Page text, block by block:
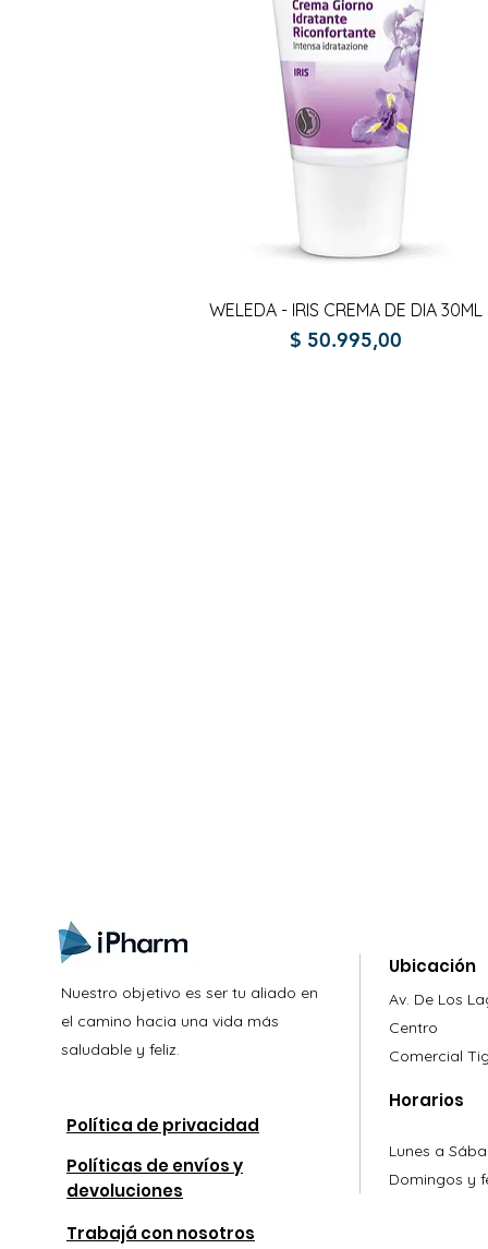
Vista rápida
WELEDA - IRIS CREMA DE DIA 30ML
Precio
$ 50.995,00
Nuestro objetivo es ser tu aliado en
el camino hacia una vida más
saludable y feliz.
Política de privacidad
Políticas de envíos y
devoluciones
Trabajá con nosotros
Ubicación
Av. De Los
Centro
Comercial
Horarios
Lunes a
Domingos y